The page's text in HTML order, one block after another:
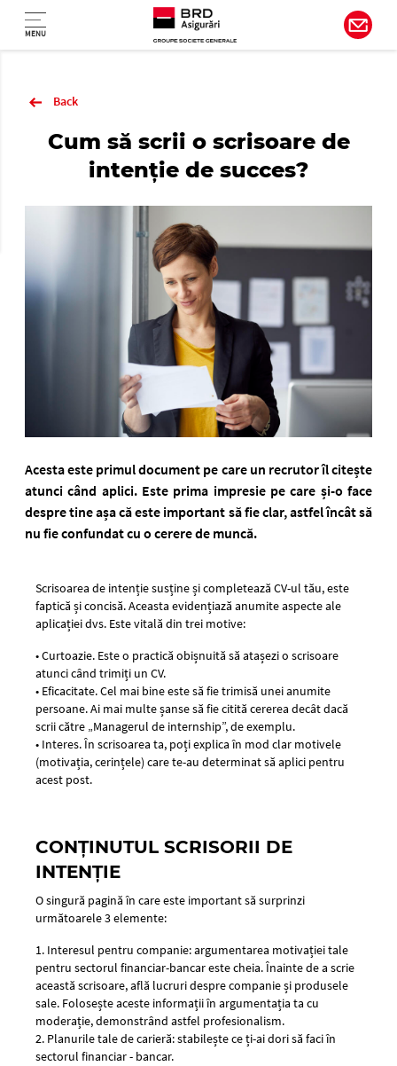
Sari la conținutul principal
Navigare principală
MENU
Back
Cum să scrii o scrisoare de
intenție de succes?
Acesta este primul document pe care un recrutor îl citește
atunci când aplici. Este prima impresie pe care și-o face
despre tine așa că este important să fie clar, astfel încât să
nu fie confundat cu o cerere de muncă.
Scrisoarea de intenție susține și completează CV-ul tău, este
faptică și concisă. Aceasta evidențiază anumite aspecte ale
aplicației dvs. Este vitală din trei motive:
• Curtoazie. Este o practică obișnuită să atașezi o scrisoare
atunci când trimiți un CV.
• Eficacitate. Cel mai bine este să fie trimisă unei anumite
persoane. Ai mai multe șanse să fie citită cererea decât dacă
scrii către „Managerul de internship”, de exemplu.
• Interes. În scrisoarea ta, poți explica în mod clar motivele
(motivația, cerințele) care te-au determinat să aplici pentru
acest post.
CONȚINUTUL SCRISORII DE
INTENȚIE
O singură pagină în care este important să surprinzi
următoarele 3 elemente:
1. Interesul pentru companie: argumentarea motivației tale
pentru sectorul financiar-bancar este cheia. Înainte de a scrie
această scrisoare, află lucruri despre companie și produsele
sale. Folosește aceste informații în argumentația ta cu
moderație, demonstrând astfel profesionalism.
2. Planurile tale de carieră: stabilește ce ți-ai dori să faci în
sectorul financiar - bancar.